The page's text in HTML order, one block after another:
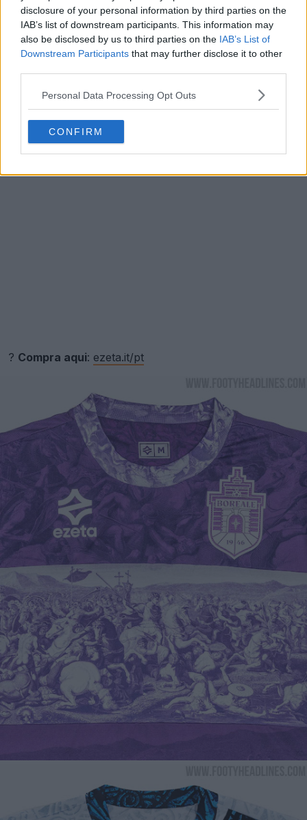
disclosure of your personal information by third parties on the
IAB’s list of downstream participants. This information may
also be disclosed by us to third parties on the IAB’s List of
Downstream Participants that may further disclose it to other
Personal Data Processing Opt Outs
CONFIRM
? Compra aqui: ezeta.it/pt